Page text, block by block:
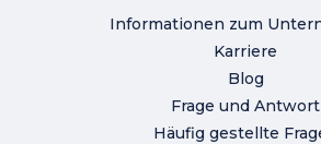
Informationen zum
Karriere
Blog
Frage und Antwort
Häufig gestellte